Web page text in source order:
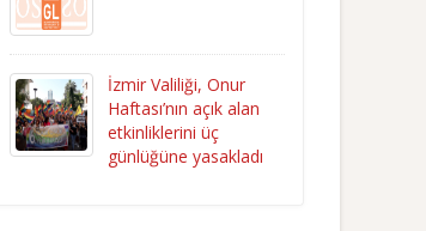
İzmir Valiliği, Onur
Haftası’nın açık alan
etkinliklerini üç
günlüğüne yasakladı